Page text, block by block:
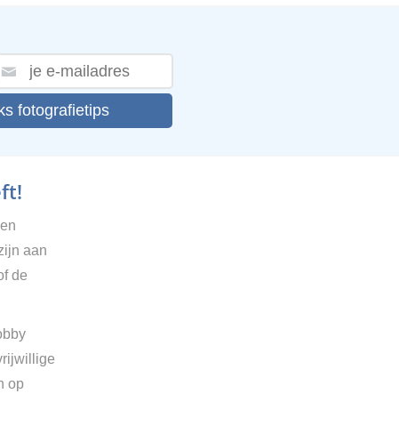
fotografietips
aan
de
op